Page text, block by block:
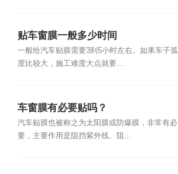
贴车窗膜一般多少时间
一般给汽车贴膜需要3到5小时左右。如果车子弧
度比较大，施工难度大点就要...
车窗膜有必要贴吗？
汽车贴膜也被称之为太阳膜或防爆膜，非常有必
要，主要作用是阻挡紫外线、阻...